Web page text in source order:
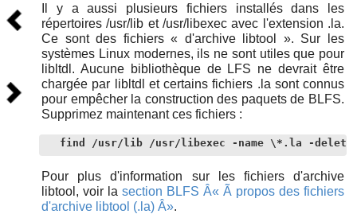
Il y a aussi plusieurs fichiers installés dans les
répertoires /usr/lib et /usr/libexec avec l'extension .la.
Ce sont des fichiers « d'archive libtool ». Sur les
systèmes Linux modernes, ils ne sont utiles que pour
libltdl. Aucune bibliothèque de LFS ne devrait être
chargée par libltdl et certains fichiers .la sont connus
pour empêcher la construction des paquets de BLFS.
Supprimez maintenant ces fichiers :
find /usr/lib /usr/libexec -name \*.la -delete
Pour plus d'information sur les fichiers d'archive
libtool, voir lasection BLFS Â« Ã propos des fichiers
d'archive libtool (.la) Â».
Précédent
Suivant